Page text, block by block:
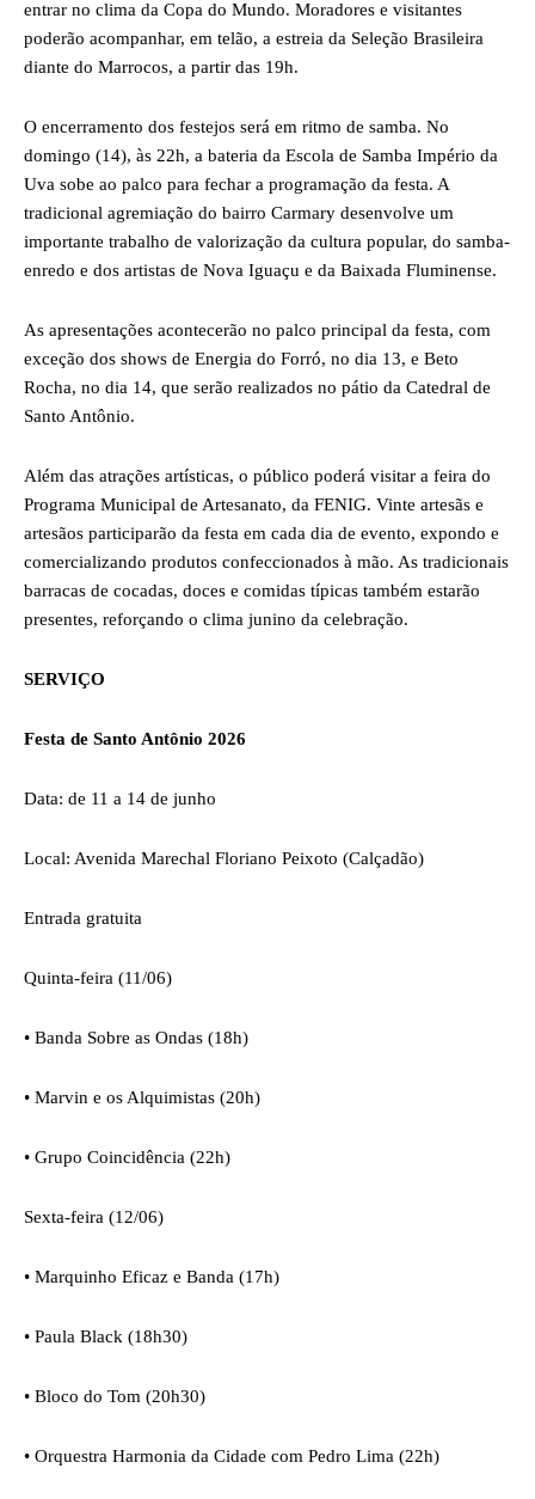
entrar no clima da Copa do Mundo. Moradores e visitantes
poderão acompanhar, em telão, a estreia da Seleção Brasileira
diante do Marrocos, a partir das 19h.
O encerramento dos festejos será em ritmo de samba. No
domingo (14), às 22h, a bateria da Escola de Samba Império da
Uva sobe ao palco para fechar a programação da festa. A
tradicional agremiação do bairro Carmary desenvolve um
importante trabalho de valorização da cultura popular, do samba-
enredo e dos artistas de Nova Iguaçu e da Baixada Fluminense.
As apresentações acontecerão no palco principal da festa, com
exceção dos shows de Energia do Forró, no dia 13, e Beto
Rocha, no dia 14, que serão realizados no pátio da Catedral de
Santo Antônio.
Além das atrações artísticas, o público poderá visitar a feira do
Programa Municipal de Artesanato, da FENIG. Vinte artesãs e
artesãos participarão da festa em cada dia de evento, expondo e
comercializando produtos confeccionados à mão. As tradicionais
barracas de cocadas, doces e comidas típicas também estarão
presentes, reforçando o clima junino da celebração.
SERVIÇO
Festa de Santo Antônio 2026
Data: de 11 a 14 de junho
Local: Avenida Marechal Floriano Peixoto (Calçadão)
Entrada gratuita
Quinta-feira (11/06)
• Banda Sobre as Ondas (18h)
• Marvin e os Alquimistas (20h)
• Grupo Coincidência (22h)
Sexta-feira (12/06)
• Marquinho Eficaz e Banda (17h)
• Paula Black (18h30)
• Bloco do Tom (20h30)
• Orquestra Harmonia da Cidade com Pedro Lima (22h)